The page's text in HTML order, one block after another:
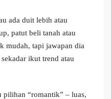
ada duit lebih atau
patut beli tanah atau
mudah, tapi jawapan dia
ikut trend atau
pilihan “romantik” – luas,